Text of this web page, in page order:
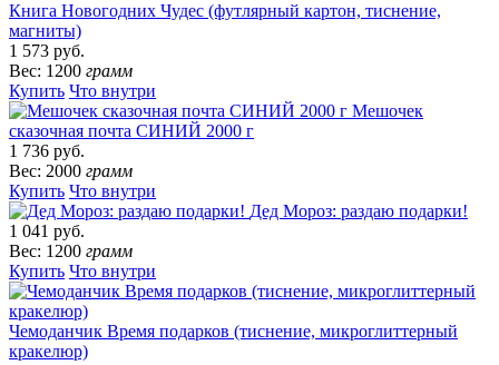
Книга Новогодних Чудес (футлярный картон, тиснение,
магниты)
1 573 руб.
Вес: 1200 грамм
Купить Что внутри
Мешочек
сказочная почта СИНИЙ 2000 г
1 736 руб.
Вес: 2000 грамм
Купить Что внутри
Дед Мороз: раздаю подарки!
1 041 руб.
Вес: 1200 грамм
Купить Что внутри
Чемоданчик Время подарков (тиснение, микроглиттерный
кракелюр)